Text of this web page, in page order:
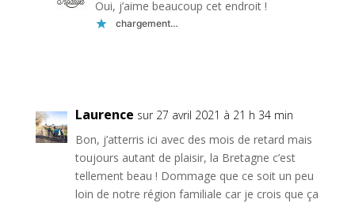
Oui, j’aime beaucoup cet endroit !
chargement…
Laurence sur 27 avril 2021 à 21 h 34 min
Bon, j’atterris ici avec des mois de retard mais
toujours autant de plaisir, la Bretagne c’est
tellement beau ! Dommage que ce soit un peu
loin de notre région familiale car je crois que ça